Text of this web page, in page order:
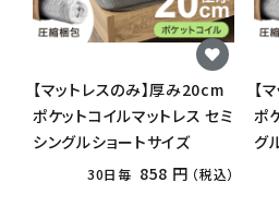
【マットレスのみ】厚み20cm
ポケットコイルマットレス セミ
シングルショートサイズ
30日毎 858 円 （税込）
【
ポ
グ